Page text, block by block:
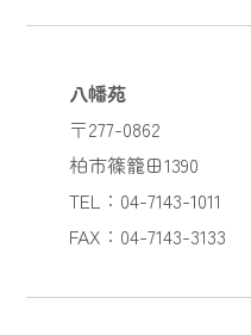
八幡苑
〒277-0862
柏市篠籠田1390
TEL：04-7143-1011
FAX：04-7143-3133